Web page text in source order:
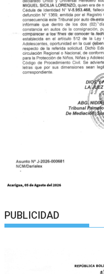
PUBLICIDAD